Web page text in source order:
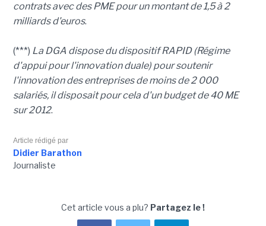
contrats avec des PME pour un montant de 1,5 à 2
milliards d'euros.
(***) La DGA dispose du dispositif RAPID (Régime
d'appui pour l'innovation duale) pour soutenir
l'innovation des entreprises de moins de 2 000
salariés, il disposait pour cela d'un budget de 40 ME
sur 2012.
Article rédigé par
Didier Barathon
Journaliste
Cet article vous a plu? Partagez le !